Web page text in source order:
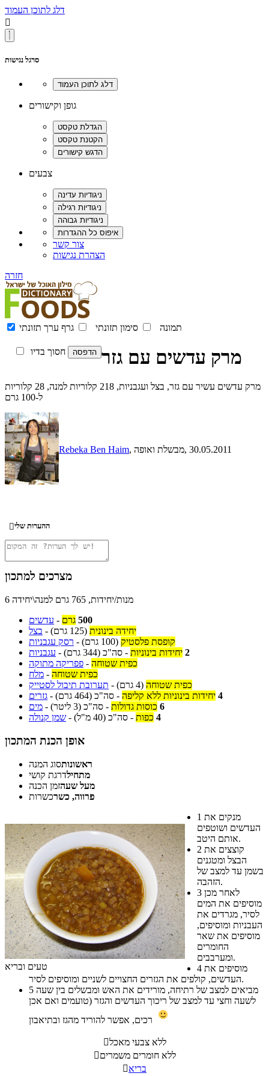
דלג לתוכן העמוד

סרגל נגישות
גופן וקישורים
צבעים
צור קשר
הצהרת נגישות
חזרה
תמונה סימון תזונתי גרף ערך תזונתי
חסוך בדיו מרק עדשים עם גזר
מרק עדשים עשיר עם גזר, בצל ועגבניות, 218 קלוריות למנה, 28 קלוריות
ל-100 גרם
Rebeka Ben Haim , מבשלת ואופה, 30.05.2011
ההערות שלי
מצרכים למתכון
6 מנות/יחידות, 765 גרם למנה\יחידה
עדשים - 500 גרם
בצל - יחידה בינונית (125 גרם)
רסק עגבניות - קופסת פלסטיק (100 גרם)
עגבניות - 2 יחידות בינוניות - סה"כ (344 גרם)
פפריקה מתוקה - כפית שטוחה
מלח - כפית שטוחה
תערובת תיבול לסטייק - כפית שטוחה (4 גרם)
גזרים - 4 יחידות בינוניות ללא קליפה - סה"כ (464 גרם)
מים - 6 כוסות גדולות - סה"כ (3 ליטר)
שמן קנולה - 4 כפות - סה"כ (40 מ"ל)
אופן הכנת המתכון
ראשונותסוג המנה
מתחילדרגת קושי
מעל שעהזמן הכנה
פרווה, כשרכשרות
טעים ובריא
1
העדשים ושוטפים
אותם היטב.
2
הבצל ומטגנים
בשמן עד למצב של
הזהבה.
3
מוסיפים את המים
לסיר, מגרדים את
העבניות ומוסיפים,
מוסיפים את שאר
החומרים
ומערבבים.
4
העדשים, קולפים את הגזרים החצויים לשניים ומוסיפים לסיר.
5
לשעה וחצי עד למצב של ריכוך העדשים והגזר (טועמים ואם אכן
ללא צבעי מאכל
ללא חומרים משמרים
בריא